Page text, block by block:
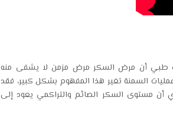
طبي أن مرض السكر مرض مزمن لا يشفى منه
السمنة تغير هذا المفهوم بشكل كبير، فقد
أن مستوى السكر الصائم والتراكمي يعود إلى